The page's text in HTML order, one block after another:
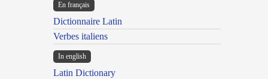
En français
Dictionnaire Latin
Verbes italiens
In english
Latin Dictionary